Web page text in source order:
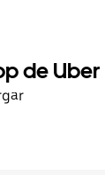
de Uber